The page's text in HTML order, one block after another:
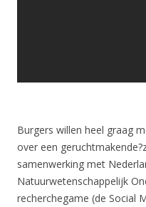
Burgers willen heel graag
over een
samenwerking met
Natuurwetenschappelijk
recherchegame (de Social